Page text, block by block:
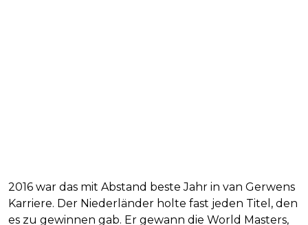
2016 war das mit Abstand beste Jahr in van Gerwens
Karriere. Der Niederländer holte fast jeden Titel, den
es zu gewinnen gab. Er gewann die World Masters,